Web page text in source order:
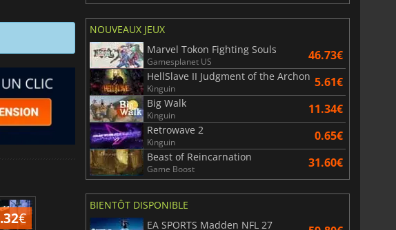
31.34 18.94
NOUVEAUX JEUX
Marvel Tokon Fighting Souls
Gamesplanet US 46.73€
HellSlave II Judgment of the Archon
Kinguin 5.61€
Big Walk
Kinguin 11.34€
Retrowave 2
Kinguin 0.65€
Beast of Reincarnation
Game Boost 31.60€
BIENTÔT DISPONIBLE
EA SPORTS Madden NFL 27